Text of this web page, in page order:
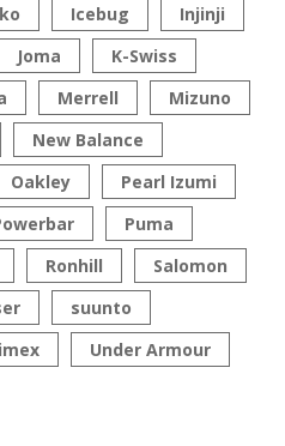
Icebug
Injinji
Joma
K-Swiss
Merrell
Mizuno
New Balance
Oakley
Pearl Izumi
Puma
Ronhill
Salomon
suunto
Under Armour